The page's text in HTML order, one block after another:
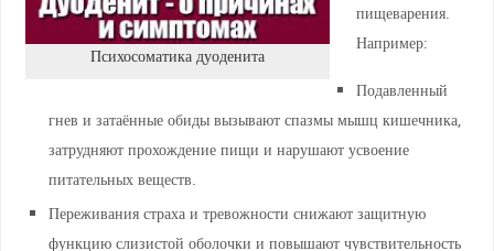
Психосоматика дуоденита
пищеварения.
Например:
Подавленный
гнев и затаённые обиды вызывают спазмы мышц кишечника,
затрудняют прохождение пищи и нарушают усвоение
питательных веществ.
Переживания страха и тревожности снижают защитную
функцию слизистой оболочки и повышают чувствительность